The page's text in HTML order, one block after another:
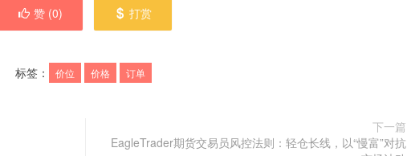
赞 (0) 打赏
标签： 价位 价格 订单
下一篇
EagleTrader期货交易员风控法则：轻仓长线，以“慢富”对抗